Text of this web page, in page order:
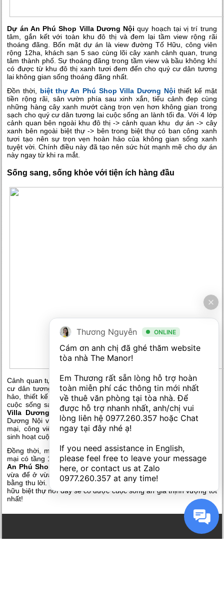
Dự án An Phú Shop Villa Dương Nội quy hoạch tại vị trí trung
tâm, gắn kết với toàn khu đô thị và đem lại tầm view rộng rãi
thoáng đãng. Bốn mặt dự án là view đường Tố Hữu, công viên
rộng 12ha, khách sạn 5 sao cùng lõi cây xanh cảnh quan, trung
tâm thành phố. Sự thoáng đãng trong tầm view và bầu không khí
có được từ khu đô thị xanh tươi đem đến cho quý cư dân tương
lai không gian sống thoáng đãng nhất.
Đồn thời, biệt thự An Phú Shop Villa Dương Nội thiết kế mặt
tiền rộng rãi, sân vườn phía sau xinh xắn, tiểu cảnh đẹp cùng
những hàng cây xanh mướt càng trọn vẹn hơn không gian trong
sạch cho quý cư dân tương lai cuộc sống an lành tối đa. Với 4 lớp
cảnh quan bên ngoài khu đô thị -> cảnh quan khu dự án -> cây
xanh bên ngoài biệt thự -> bên trong biệt thự có ban công xanh
tươi tạo nên sự trọn vẹn hoàn hảo của không gian sống xanh
tuyệt vời. Chính điều này đã tạo nên sức hút mạnh mẽ cho dự án
này ngay từ khi ra mắt.
Sống sang, sống khỏe với tiện ích hàng đầu
Cảnh quan tự nhiên trọn vẹn mang lại cuộc sống an lành cho quý
cư dân tương lai đồng thời hệ thống tiện ích được đầu tư hoàn
hảo, thiết kế xây dựng chỉ cách vài bước chân thêm hoàn thiện
cuộc sống sang, cao cấp cho mọi nhà ởdự án An Phú Shop
Villa Dương Nội. Những tiện ích hàng đầu có tại khu đô thị
Dương Nội và riêng khu biệt thư như bể bơi, trung tâm thương
mại, công viên, khu vui chơi, bệnh viện…đáp ứng mọi nhu cầu
sinh hoạt cuộc sống cho quý cư dân tương lai.
Đồng thời, mô hình thiết kế độc đáo theo dạng biệt thự thương
mại có tầng 1 làm mặt bằng kinh doanh, tầng 2 trở lên để ở của
An Phú Shop Villa Dương Nộisẽ tạo điều kiện cho chủ sở hữu
vừa để ở vừa có thể kinh doanh theo ý muốn hay cho thuê mặt
bằng thu lời. Kết hợp hình thức thiết kế 2 trong 1 như thế, chủ sở
hữu biệt thự nơi đây sẽ có được cuộc sống an gia thịnh vượng tốt
nhất!
Thương Nguyễn ONLINE
Cám ơn anh chị đã ghé thăm website
tòa nhà The Manor!
Em Thương rất sẵn lòng hỗ trợ hoàn
toàn miễn phí các thông tin mới nhất
về thuê văn phòng tại tòa nhà. Để
được hỗ trợ nhanh nhất, anh/chị vui
lòng liên hệ 0977.260.357 hoặc Chat
ngay tại đây nhé ạ!
If you need assistance in English,
please feel free to leave your message
0977.260.357 at any time!